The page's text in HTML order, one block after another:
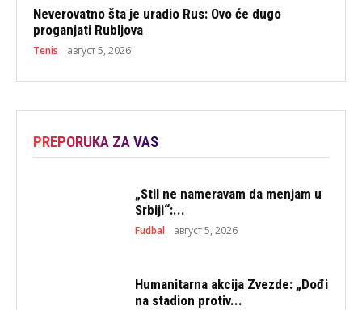
Neverovatno šta je uradio Rus: Ovo će dugo
proganjati Rubljova
Tenis август 5, 2026
PREPORUKA ZA VAS
„Stil ne nameravam da menjam u
Srbiji“:...
Fudbal август 5, 2026
Humanitarna akcija Zvezde: „Dođi
na stadion protiv...